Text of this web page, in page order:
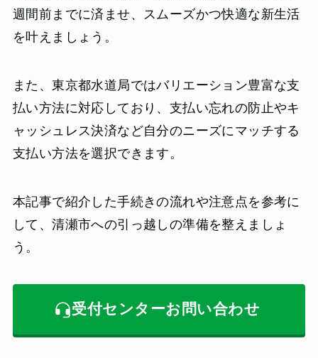
週間前までに済ませ、スムーズかつ快適な新生活
を叶えましょう。
また、東京都水道局ではバリエーション豊富な支
払い方法に対応しており、支払い忘れの防止やキ
ャッシュレス決済など自分のニーズにマッチする
支払い方法を選択できます。
本記事で紹介した手続きの流れや注意点を参考に
して、清瀬市への引っ越しの準備を整えましょ
う。
受付センターお問い合わせ